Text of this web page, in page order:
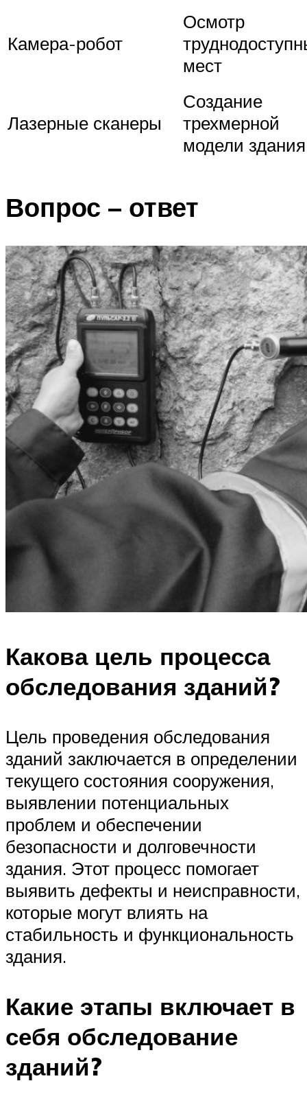
Камера-робот
Осмотр
мест
Лазерные сканеры
Создание
трехмерной
модели здания
Вопрос – ответ
Какова цель процесса
обследования зданий?
Цель проведения обследования
зданий заключается в определении
текущего состояния сооружения,
выявлении потенциальных
проблем и обеспечении
безопасности и долговечности
здания. Этот процесс помогает
выявить дефекты и неисправности,
которые могут влиять на
стабильность и функциональность
здания.
Какие этапы включает в
себя обследование
зданий?